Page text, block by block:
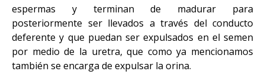
espermas y terminan de madurar para
posteriormente ser llevados a través del conducto
deferente y que puedan ser expulsados en el semen
por medio de la uretra, que como ya mencionamos
también se encarga de expulsar la orina.